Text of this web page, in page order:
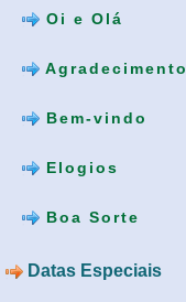
Oi e Olá
Agradecimento
Bem-vindo
Elogios
Boa Sorte
Datas Especiais